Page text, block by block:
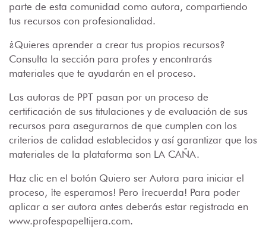
parte de esta comunidad como autora, compartiendo
tus recursos con profesionalidad.
¿Quieres aprender a crear tus propios recursos?
Consulta la sección para profes y encontrarás
materiales que te ayudarán en el proceso.
Las autoras de PPT pasan por un proceso de
certificación de sus titulaciones y de evaluación de sus
recursos para asegurarnos de que cumplen con los
criterios de calidad establecidos y así garantizar que los
materiales de la plataforma son LA CAÑA.
Haz clic en el botón Quiero ser Autora para iniciar el
proceso, ¡te esperamos! Pero ¡recuerda! Para poder
aplicar a ser autora antes deberás estar registrada en
www.profespapeltijera.com.